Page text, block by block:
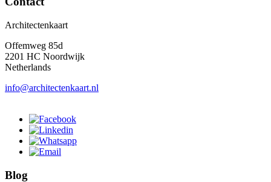
Architectenkaart
Offemweg 85d
2201 HC Noordwijk
Netherlands
info@architectenkaart.nl
Blog